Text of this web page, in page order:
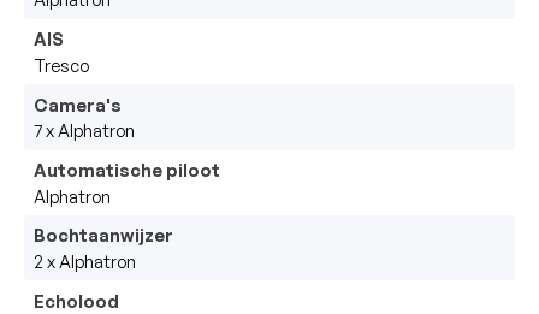
AIS
Tresco
Camera's
7 x Alphatron
Automatische piloot
Alphatron
Bochtaanwijzer
2 x Alphatron
Echolood